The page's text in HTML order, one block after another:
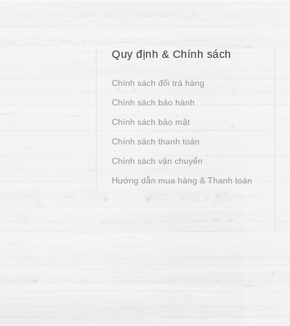
Quy định & Chính sách
Chính sách đổi trả hàng
Chính sách bảo hành
Chính sách bảo mật
Chính sách thanh toán
Chính sách vận chuyển
Hướng dẫn mua hàng & Thanh toán